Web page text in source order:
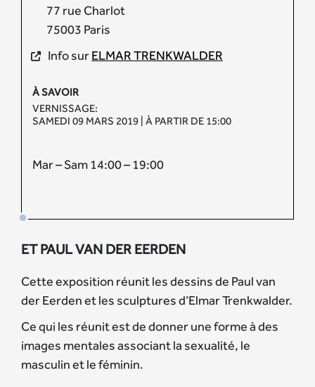
77 rue Charlot
75003 Paris
Info surELMAR TRENKWALDER
À SAVOIR
VERNISSAGE:
SAMEDI 09 MARS 2019 | À PARTIR DE 15:00
Mar – Sam 14:00 – 19:00
ET PAUL VAN DER EERDEN
Cette exposition réunit les dessins de Paul van
der Eerden et les sculptures d’Elmar Trenkwalder.
Ce qui les réunit est de donner une forme à des
images mentales associant la sexualité, le
masculin et le féminin.